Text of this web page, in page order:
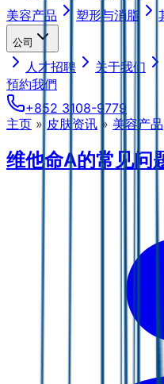
美容产品
塑形与消脂
公司
人才招聘 关于我们
預約我們
+852 3108-9779
主页 » 皮肤资讯 » 美容产品
维他命A的常见问